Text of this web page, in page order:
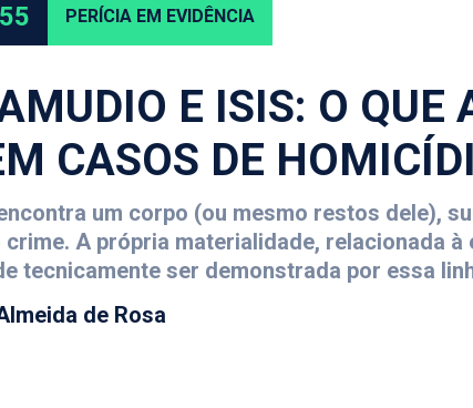
PERÍCIA EM EVIDÊNCIA
E ISIS: O QUE
CASOS DE
um corpo (ou mesmo restos dele),
A própria materialidade, relacionada
tecnicamente ser demonstrada por essa
de Rosa